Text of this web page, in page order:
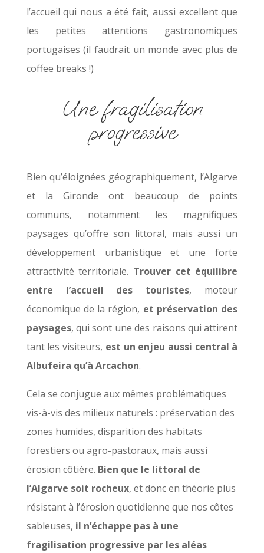
l’accueil qui nous a été fait, aussi excellent que
les petites attentions gastronomiques
portugaises (il faudrait un monde avec plus de
coffee breaks !)
Une fragilisation
progressive
Bien qu’éloignées géographiquement, l’Algarve
et la Gironde ont beaucoup de points
communs, notamment les magnifiques
paysages qu’offre son littoral, mais aussi un
développement urbanistique et une forte
attractivité territoriale. Trouver cet équilibre
entre l’accueil des touristes, moteur
économique de la région, et préservation des
paysages, qui sont une des raisons qui attirent
tant les visiteurs, est un enjeu aussi central à
Albufeira qu’à Arcachon.
Cela se conjugue aux mêmes problématiques
vis-à-vis des milieux naturels : préservation des
zones humides, disparition des habitats
forestiers ou agro-pastoraux, mais aussi
érosion côtière. Bien que le littoral de
l’Algarve soit rocheux, et donc en théorie plus
résistant à l’érosion quotidienne que nos côtes
sableuses, il n’échappe pas à une
fragilisation progressive par les aléas